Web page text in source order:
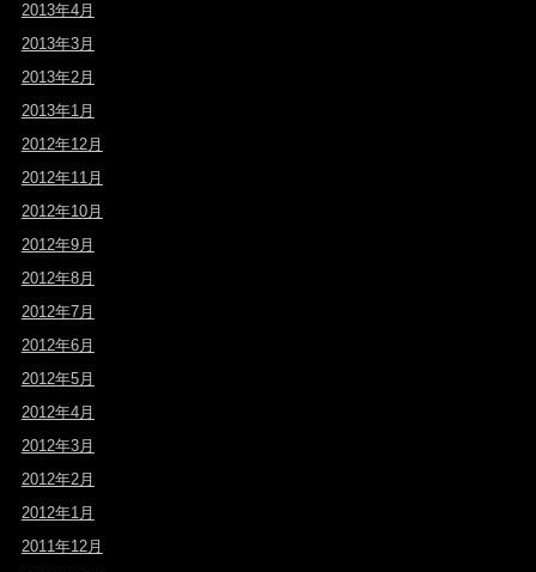
2013年4月
2013年3月
2013年2月
2013年1月
2012年12月
2012年11月
2012年10月
2012年9月
2012年8月
2012年7月
2012年6月
2012年5月
2012年4月
2012年3月
2012年2月
2012年1月
2011年12月